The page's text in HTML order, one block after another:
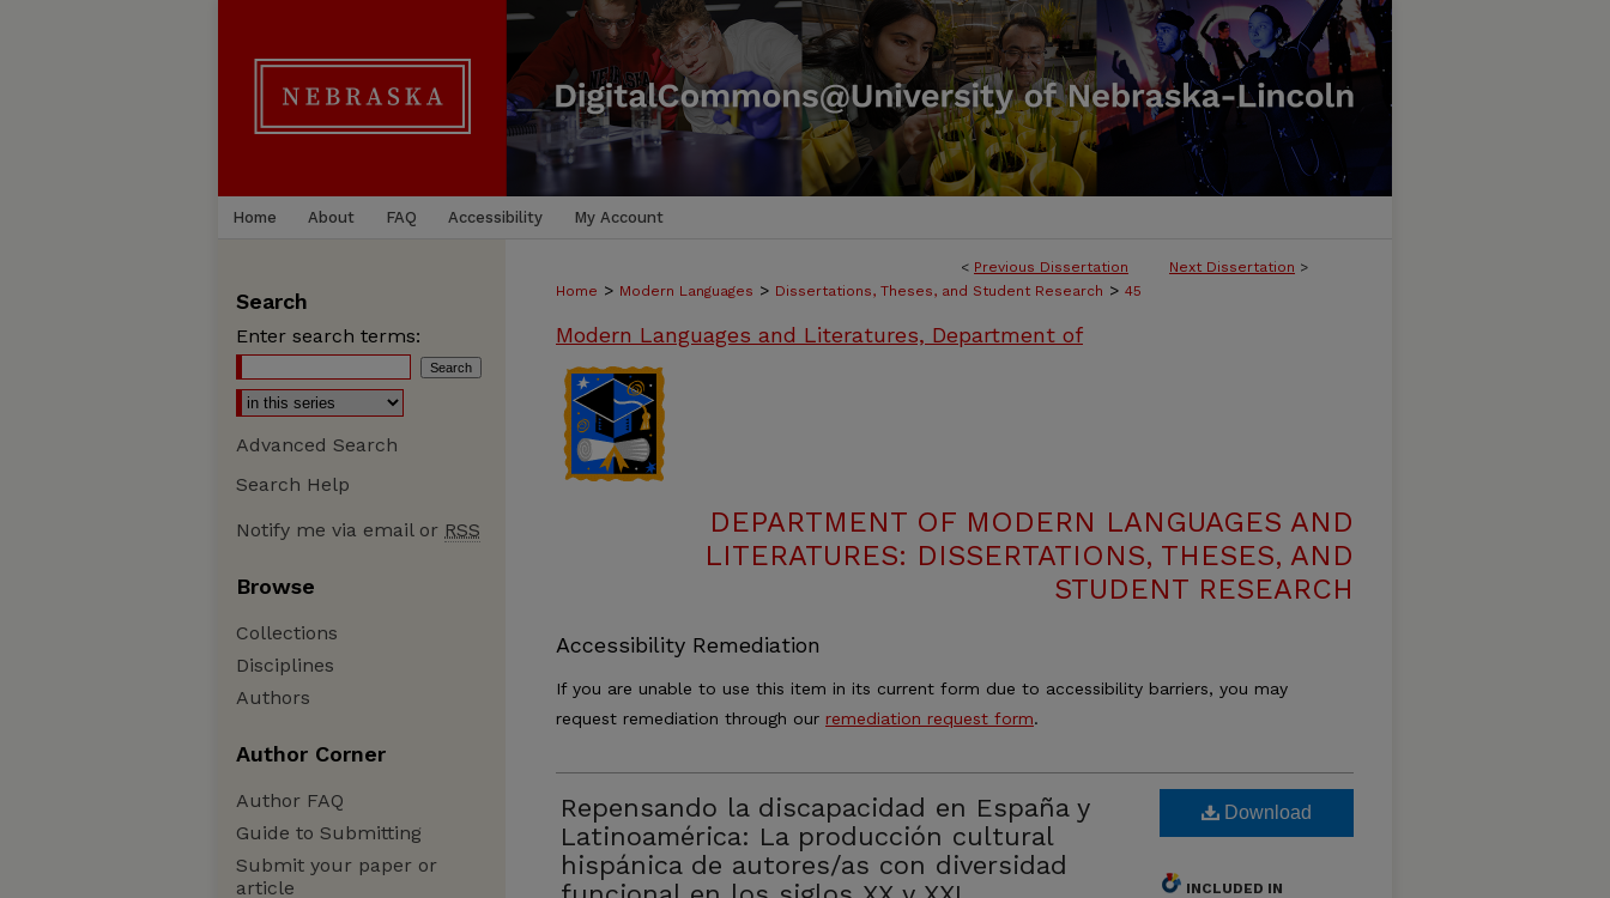
Home About FAQ Accessibility My Account
< Previous Dissertation Next Dissertation >
Home > Modern Languages > Dissertations, Theses, and Student Research > 45
Modern Languages and Literatures, Department of
DEPARTMENT OF MODERN LANGUAGES AND
LITERATURES: DISSERTATIONS, THESES, AND
STUDENT RESEARCH
Accessibility Remediation
If you are unable to use this item in its current form due to accessibility barriers, you may
request remediation through our remediation request form.
Repensando la discapacidad en España y
Latinoamérica: La producción cultural
hispánica de autores/as con diversidad
Download
INCLUDED IN
Search
Enter search terms:
Advanced Search
Search Help
Notify me via email or RSS
Browse
Collections
Disciplines
Authors
Author Corner
Author FAQ
Guide to Submitting
Submit your paper or
article